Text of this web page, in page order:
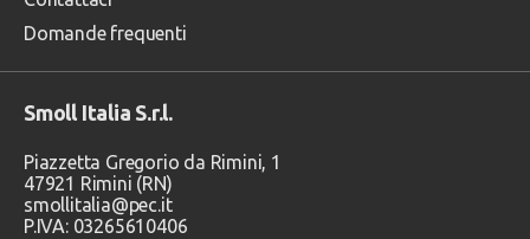
Domande frequenti
Smoll Italia S.r.l.
Piazzetta Gregorio da Rimini, 1
47921 Rimini (RN)
smollitalia@pec.it
P.IVA: 03265610406